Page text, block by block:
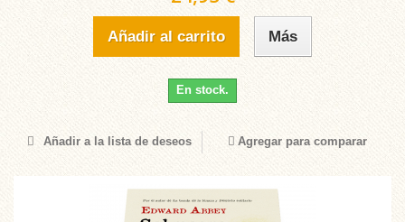
Añadir al carrito Más
En stock.
Añadir a la lista de deseos Agregar para comparar